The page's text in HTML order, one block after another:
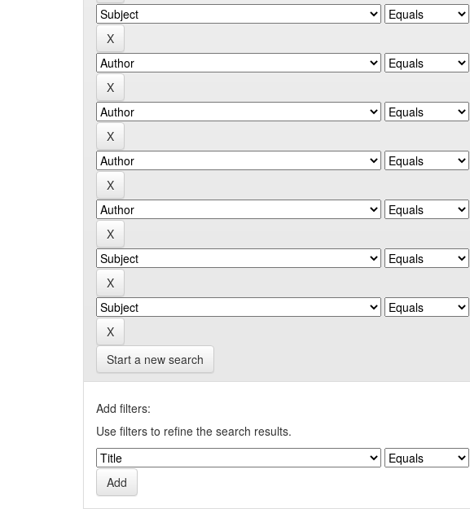
Start a new search
Add filters:
Use filters to refine the search results.